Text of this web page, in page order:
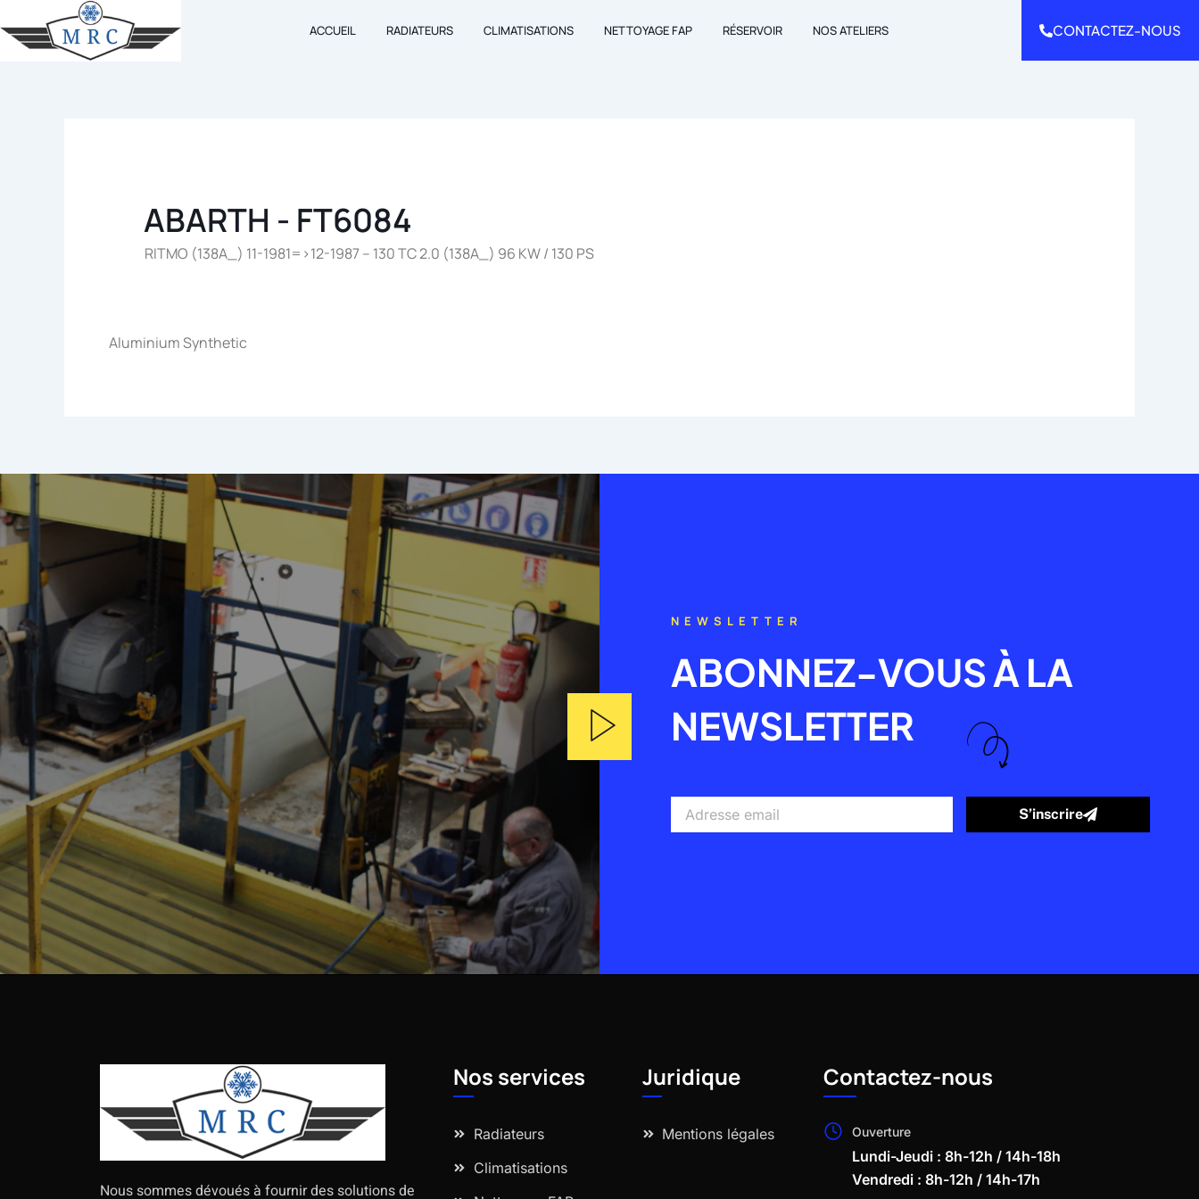
au
ACCUEIL RADIATEURS CLIMATISATIONS NETTOYAGE FAP RÉSERVOIR NOS ATELIERS CONTACTEZ-NOUS
ABARTH - FT6084
RITMO (138A_) 11-1981=>12-1987 – 130 TC 2.0 (138A_) 96 KW / 130 PS
Aluminium Synthetic
NEWSLETTER
ABONNEZ-VOUS À LA
NEWSLETTER
email
S’inscrire
Nous sommes dévoués à fournir des solutions de
Nos services
Radiateurs
Climatisations
Juridique
Mentions légales
Contactez-nous
Ouverture
Lundi-Jeudi : 8h-12h / 14h-18h
Vendredi : 8h-12h / 14h-17h